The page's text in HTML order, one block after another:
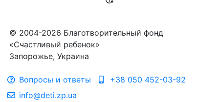
© 2004-2026 Благотворительный фонд
«Счастливый ребенок»
Запорожье, Украина
Вопросы и ответы
+38 050 452-03-92
info@deti.zp.ua